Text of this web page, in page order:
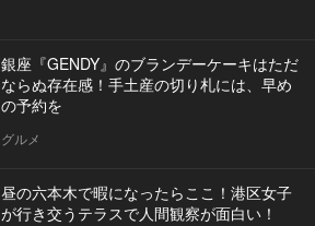
銀座『GENDY』のブランデーケーキはただ
ならぬ存在感！手土産の切り札には、早め
の予約を
グルメ
昼の六本木で暇になったらここ！港区女子
が行き交うテラスで人間観察が面白い！